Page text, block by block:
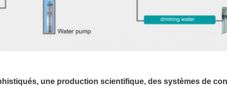
une production scientifique, des systèmes de